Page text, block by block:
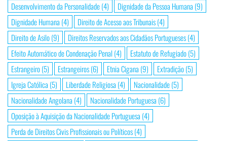
Desenvolvimento da Personalidade(4) Dignidade da Pessoa Humana (9)
Dignidade Humana (4) Direito de Acesso aos Tribunais(4)
Direito de Asilo(9) Direitos Reservados aos Cidadãos Portugueses(4)
Efeito Automático de Condenação Penal (4) Estatuto de Refugiado(5)
Estrangeiro(5) Estrangeiros(6) Etnia Cigana (9) Extradição(5)
Igreja Católica (5) Liberdade Religiosa (4) Nacionalidade(5)
Nacionalidade Angolana (4) Nacionalidade Portuguesa (6)
Oposição à Aquisição da Nacionalidade Portuguesa (4)
Perda de Direitos Civis Profissionais ou Políticos(4)